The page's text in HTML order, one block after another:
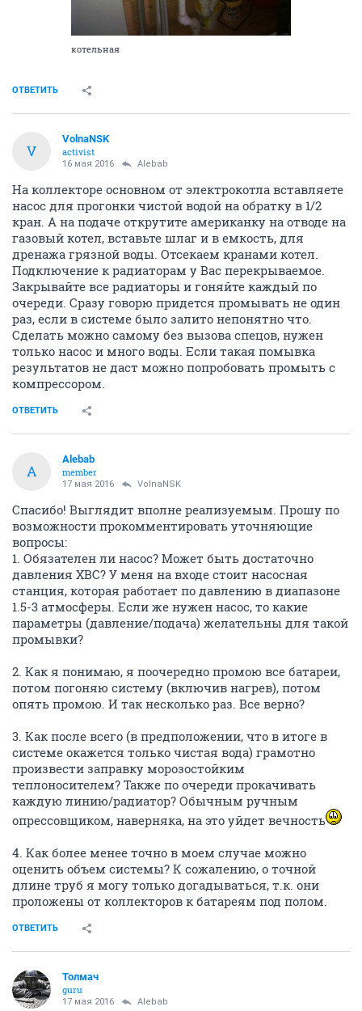
котельная
ОТВЕТИТЬ
V
VolnaNSK
activist
16 мая 2016 Alebab
На коллекторе основном от электрокотла вставляете
насос для прогонки чистой водой на обратку в 1/2
кран. А на подаче открутите американку на отводе на
газовый котел, вставьте шлаг и в емкость, для
дренажа грязной воды. Отсекаем кранами котел.
Подключение к радиаторам у Вас перекрываемое.
Закрывайте все радиаторы и гоняйте каждый по
очереди. Сразу говорю придется промывать не один
раз, если в системе было залито непонятно что.
Сделать можно самому без вызова спецов, нужен
только насос и много воды. Если такая помывка
результатов не даст можно попробовать промыть с
компрессором.
ОТВЕТИТЬ
A
Alebab
member
17 мая 2016 VolnaNSK
Спасибо! Выглядит вполне реализуемым. Прошу по
возможности прокомментировать уточняющие
вопросы:
1. Обязателен ли насос? Может быть достаточно
давления ХВС? У меня на входе стоит насосная
станция, которая работает по давлению в диапазоне
1.5-3 атмосферы. Если же нужен насос, то какие
параметры (давление/подача) желательны для такой
промывки?
2. Как я понимаю, я поочередно промою все батареи,
потом погоняю систему (включив нагрев), потом
опять промою. И так несколько раз. Все верно?
3. Как после всего (в предположении, что в итоге в
системе окажется только чистая вода) грамотно
произвести заправку морозостойким
теплоносителем? Также по очереди прокачивать
каждую линию/радиатор? Обычным ручным
опрессовщиком, наверняка, на это уйдет вечность
4. Как более менее точно в моем случае можно
оценить объем системы? К сожалению, о точной
длине труб я могу только догадываться, т.к. они
проложены от коллекторов к батареям под полом.
ОТВЕТИТЬ
Толмач
guru
17 мая 2016 Alebab